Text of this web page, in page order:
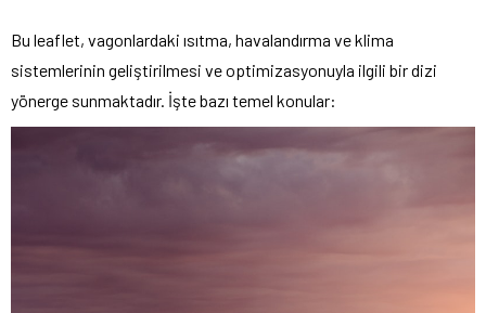
Bu leaflet, vagonlardaki ısıtma, havalandırma ve klima
sistemlerinin geliştirilmesi ve optimizasyonuyla ilgili bir dizi
yönerge sunmaktadır. İşte bazı temel konular: